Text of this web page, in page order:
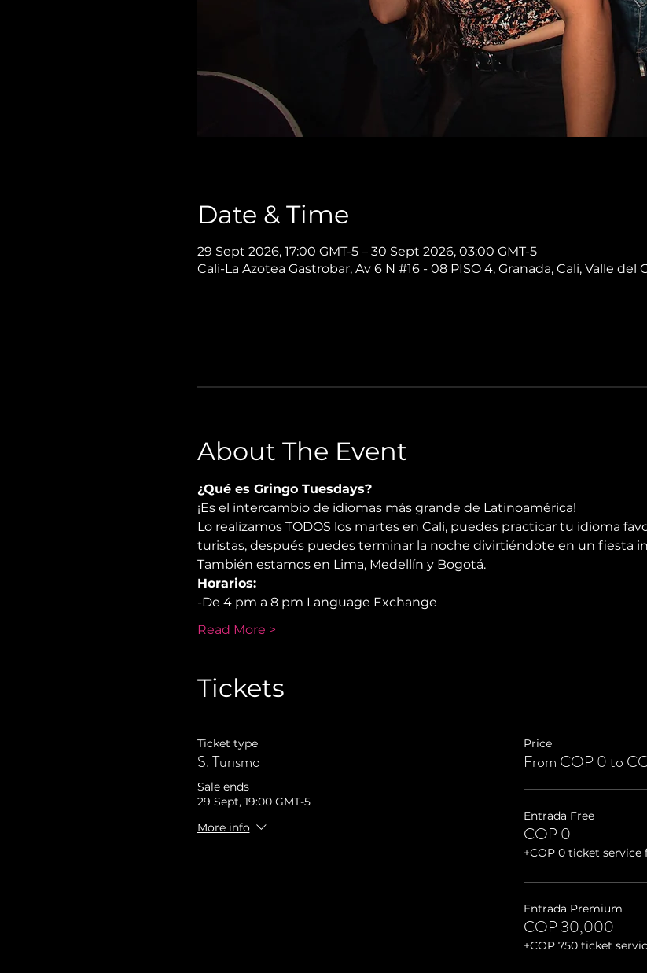
Date & Time
29 Sept 2026, 17:00 GMT-5 – 30 Sept 2026, 03:00 GMT-5
Cali-La Azotea Gastrobar, Av 6 N #16 - 08 PISO 4, Granada, Cali, Valle del
About The Event
¿Qué es Gringo Tuesdays?
¡Es el intercambio de idiomas más grande de Latinoamérica!
Lo realizamos TODOS los martes en Cali, puedes practicar tu idioma
turistas, después puedes terminar la noche divirtiéndote en un fiesta
También estamos en Lima, Medellín y Bogotá.
Horarios:
-De 4 pm a 8 pm Language Exchange
Read More >
Tickets
Ticket type
S. Turismo
Sale ends
29 Sept, 19:00 GMT-5
More info
Price
From COP 0 to
Entrada Free
COP 0
+COP 0 ticket service
Entrada Premium
COP 30,000
+COP 750 ticket